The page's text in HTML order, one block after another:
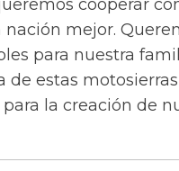
cooperar
mejor.
para nuestra
estas
la creación de